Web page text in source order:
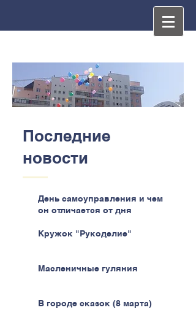
Последние
новости
День самоуправления и чем
он отличается от дня
Кружок "Рукоделие"
Масленичные гуляния
В городе сказок (8 марта)